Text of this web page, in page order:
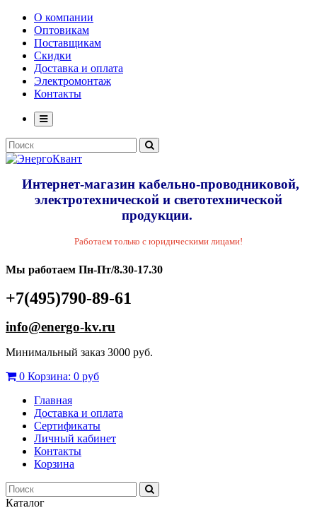
О компании
Оптовикам
Поставщикам
Скидки
Доставка и оплата
Электромонтаж
Контакты
Интернет-магазин кабельно-проводниковой,
электротехнической и светотехнической
продукции.
Работаем только с юридическими лицами!
Мы работаем Пн-Пт/8.30-17.30
+7(495)790-89-61
info@energo-kv.ru
Минимальный заказ 3000 руб.
0 Корзина: 0 руб
Главная
Доставка и оплата
Сертификаты
Личный кабинет
Контакты
Корзина
Каталог